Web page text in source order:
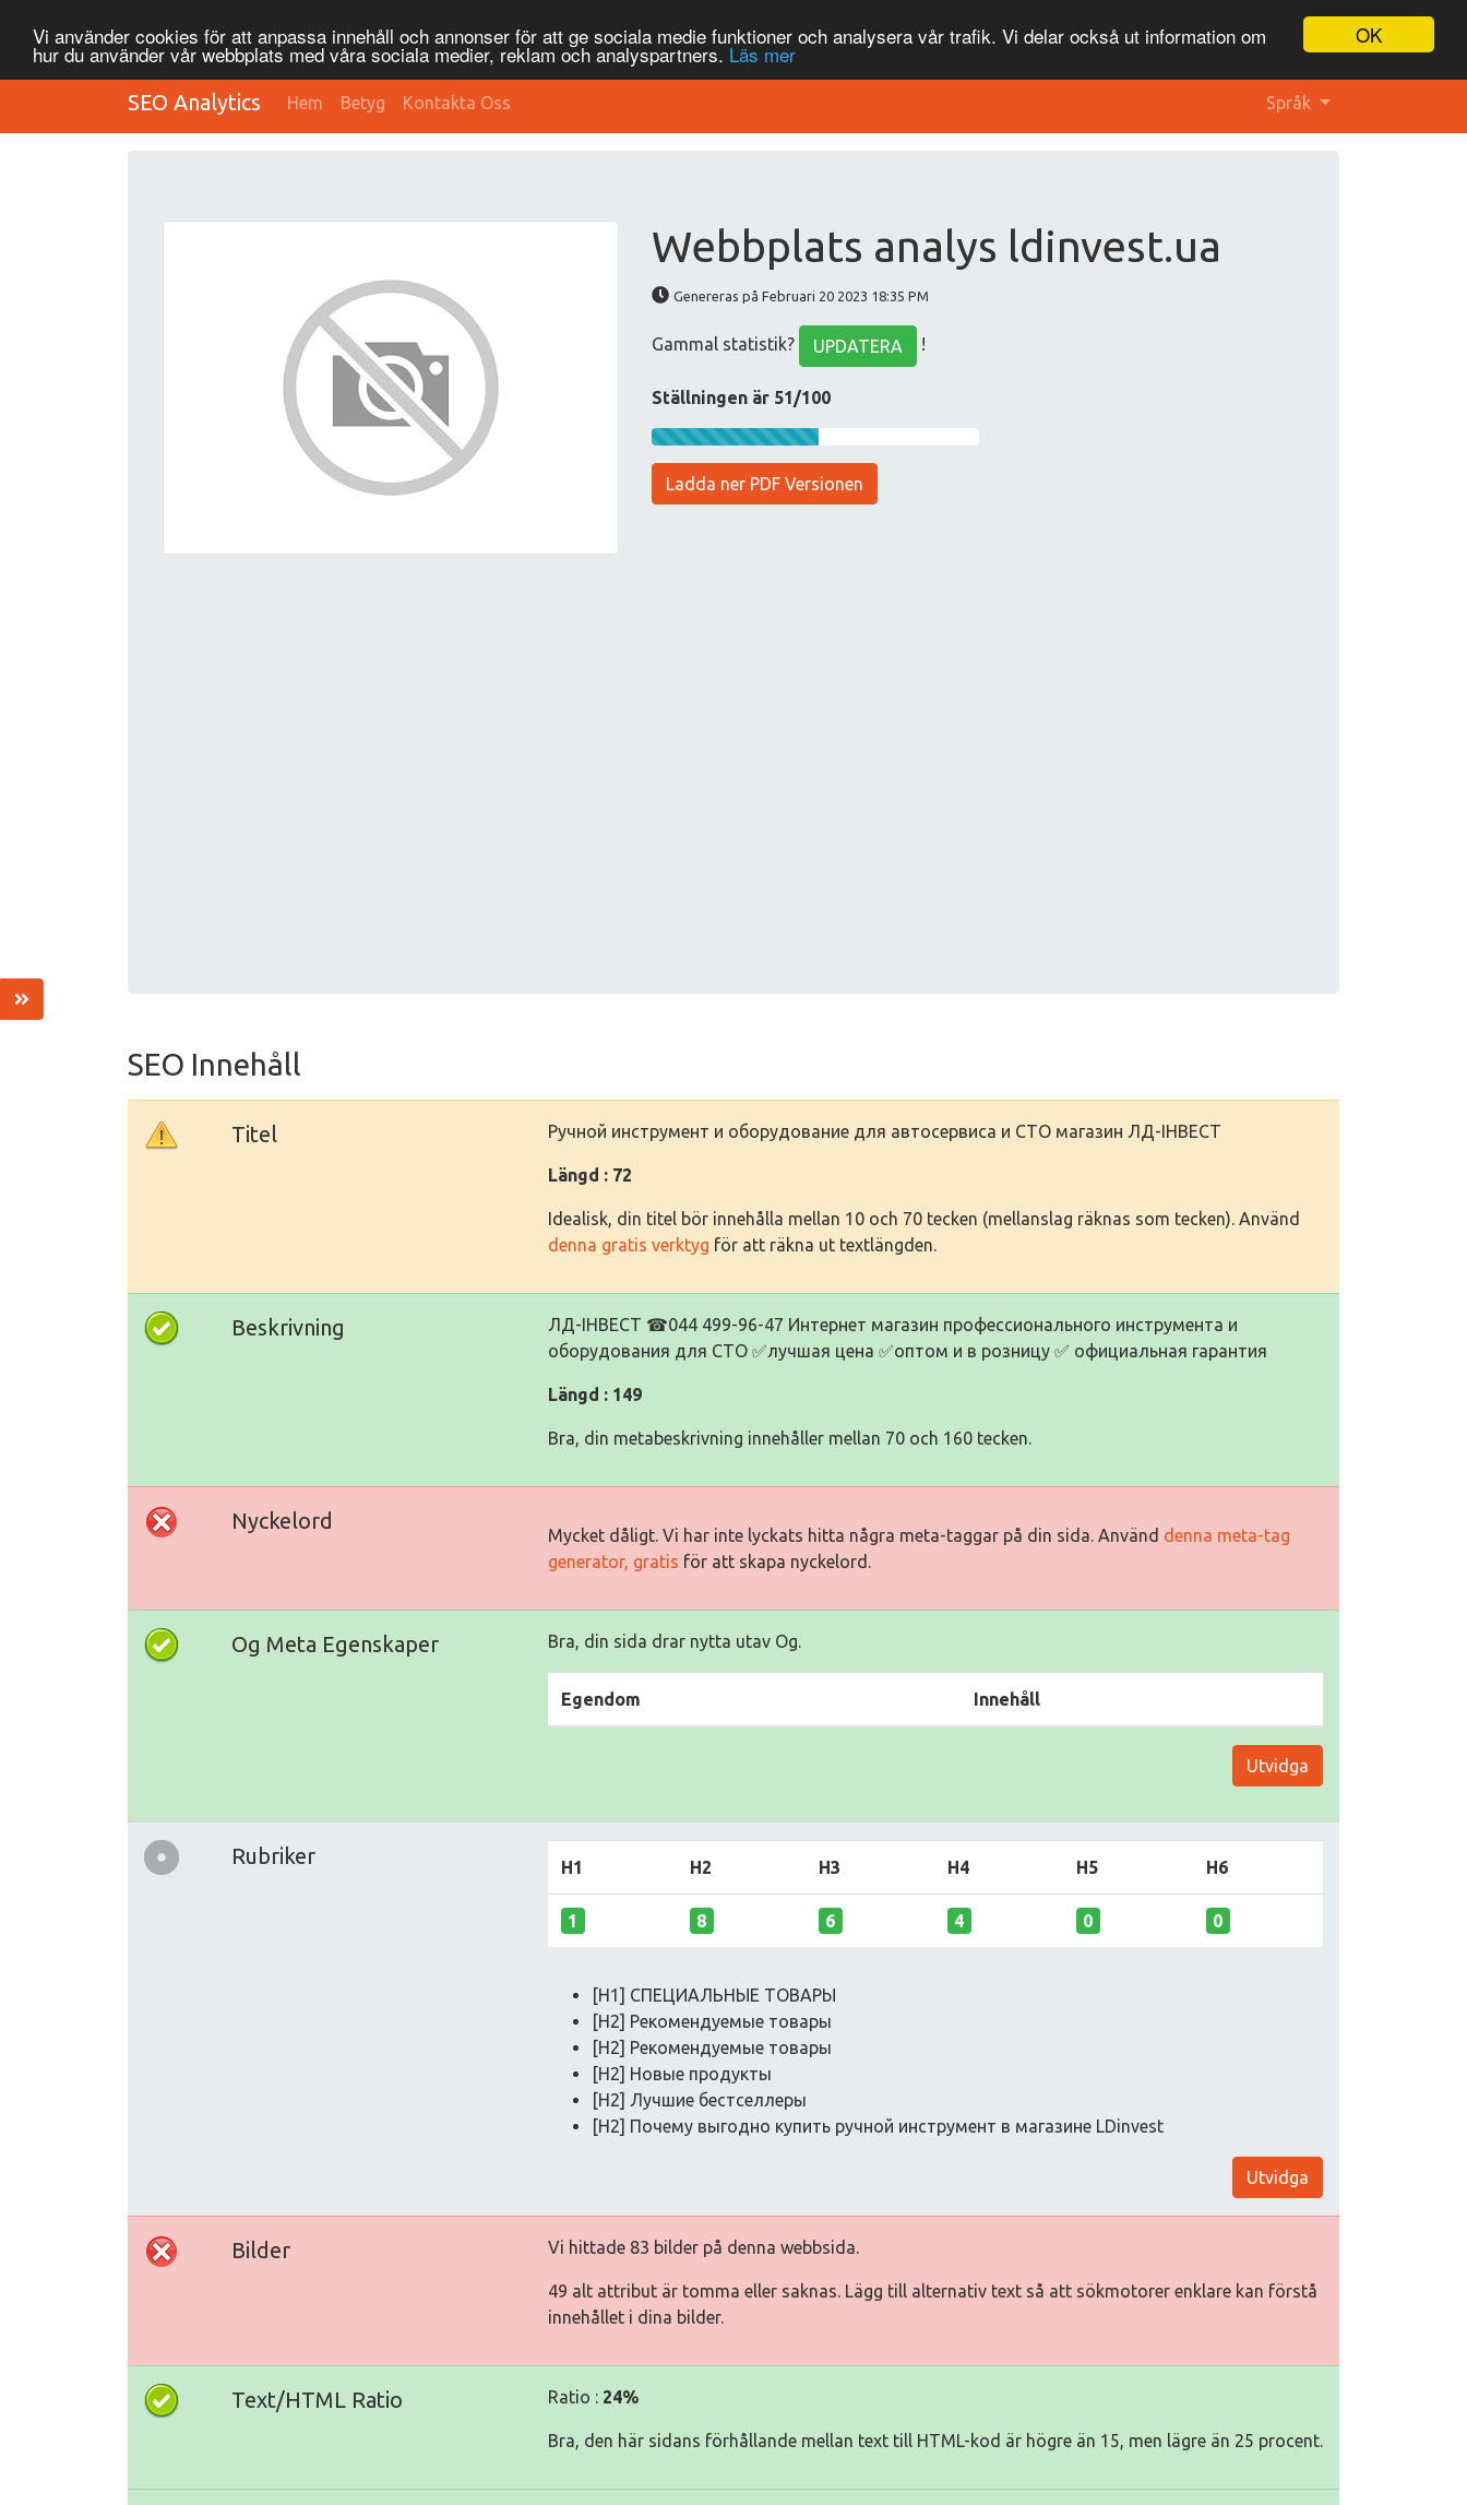
OK
Vi använder cookies för att anpassa innehåll och annonser för att ge sociala medie funktioner och analysera vår trafik. Vi delar också ut information om
hur du använder vår webbplats med våra sociala medier, reklam och analyspartners. Läs mer
SEO Analytics Hem Betyg Kontakta Oss Språk
Webbplats analys ldinvest.ua
Genereras på Februari 20 2023 18:35 PM
Gammal statistik? UPDATERA !
Ställningen är 51/100
Ladda ner PDF Versionen
SEO Innehåll
Titel Ручной инструмент и оборудование для автосервиса и СТО магазин ЛД-ІНВЕСТ
Längd : 72
Idealisk, din titel bör innehålla mellan 10 och 70 tecken (mellanslag räknas som tecken). Använd
denna gratis verktyg för att räkna ut textlängden.
Beskrivning
ЛД-ІНВЕСТ ☎044 499-96-47 Интернет магазин профессионального инструмента и
оборудования для СТО ✅лучшая цена ✅оптом и в розницу ✅ официальная гарантия
Längd : 149
Bra, din metabeskrivning innehåller mellan 70 och 160 tecken.
Nyckelord
Mycket dåligt. Vi har inte lyckats hitta några meta-taggar på din sida. Använd denna meta-tag
generator, gratis för att skapa nyckelord.
Og Meta Egenskaper Bra, din sida drar nytta utav Og.
Egendom Innehåll
Utvidga
Rubriker H1 H2 H3 H4 H5 H6
1 8 6 4 0 0
[H1] СПЕЦИАЛЬНЫЕ ТОВАРЫ
[H2] Рекомендуемые товары
[H2] Рекомендуемые товары
[H2] Новые продукты
[H2] Лучшие бестселлеры
[H2] Почему выгодно купить ручной инструмент в магазине LDinvest
Utvidga
Bilder Vi hittade 83 bilder på denna webbsida.
49 alt attribut är tomma eller saknas. Lägg till alternativ text så att sökmotorer enklare kan förstå
innehållet i dina bilder.
Text/HTML Ratio Ratio : 24%
Bra, den här sidans förhållande mellan text till HTML-kod är högre än 15, men lägre än 25 procent.